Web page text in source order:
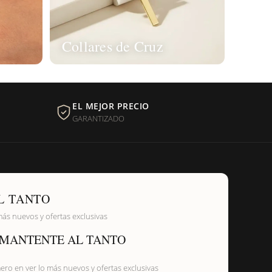
Collares de Cruz
EL MEJOR PRECIO
GARANTIZADO
TANTO
nuevos y ofertas exclusivas
AL TANTO
en ver lo más nuevos y ofertas exclusivas